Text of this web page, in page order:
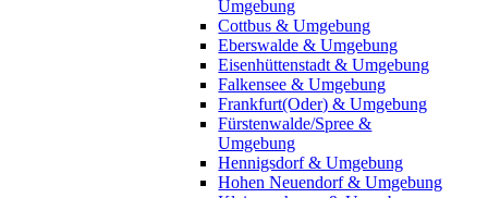
Umgebung
Cottbus & Umgebung
Eberswalde & Umgebung
Eisenhüttenstadt & Umgebung
Falkensee & Umgebung
Frankfurt(Oder) & Umgebung
Fürstenwalde/Spree &
Umgebung
Hennigsdorf & Umgebung
Hohen Neuendorf & Umgebung